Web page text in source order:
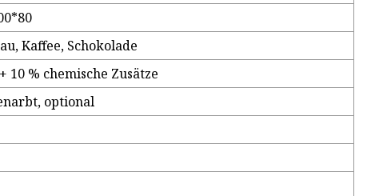
Kaffee, Schokolade
10 % chemische Zusätze
optional